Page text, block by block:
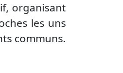
organisant
les uns
communs.